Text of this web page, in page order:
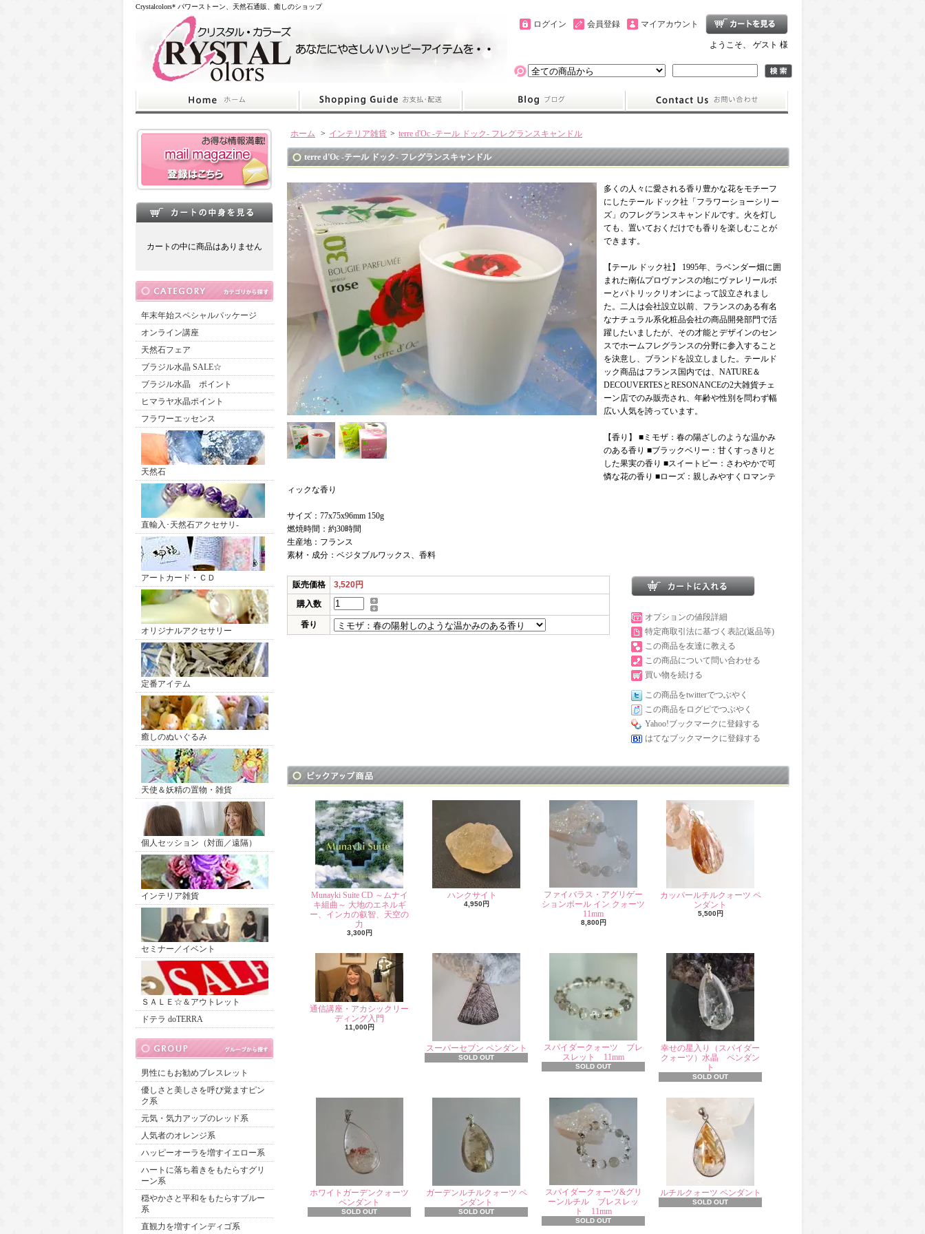
Crystalcolors* パワーストーン、天然石通販、癒しのショップ
マイアカウント
会員登録
ログイン
ようこそ、 ゲスト 様
カートの中に商品はありません
年末年始スペシャルパッケージ
オンライン講座
天然石フェア
ブラジル水晶 SALE☆
ブラジル水晶 ポイント
ヒマラヤ水晶ポイント
フラワーエッセンス
天然石
直輸入･天然石アクセサリ-
アートカード・ＣＤ
オリジナルアクセサリー
定番アイテム
癒しのぬいぐるみ
天使＆妖精の置物・雑貨
個人セッション（対面／遠隔）
インテリア雑貨
セミナー／イベント
ＳＡＬＥ☆＆アウトレット
ドテラ doTERRA
男性にもお勧めブレスレット
優しさと美しさを呼び覚ますピン
ク系
元気・気力アップのレッド系
人気者のオレンジ系
ハッピーオーラを増すイエロー系
ハートに落ち着きをもたらすグリ
ーン系
穏やかさと平和をもたらすブルー
系
直観力を増すインディゴ系
ホーム > インテリア雑貨 > terre d'Oc -テール ドック- フレグランスキャンドル
terre d'Oc -テール ドック- フレグランスキャンドル
多くの人々に愛される香り豊かな花をモチーフ
にしたテール ドック社「フラワーショーシリー
ズ」のフレグランスキャンドルです。火を灯し
ても、置いておくだけでも香りを楽しむことが
できます。
【テール ドック社】 1995年、ラベンダー畑に囲
まれた南仏プロヴァンスの地にヴァレリールボ
ーとパトリックリオンによって設立されまし
た。二人は会社設立以前、フランスのある有名
なナチュラル系化粧品会社の商品開発部門で活
躍したいましたが、その才能とデザインのセン
スでホームフレグランスの分野に参入すること
を決意し、ブランドを設立しました。テールド
ック商品はフランス国内では、NATURE＆
DECOUVERTESとRESONANCEの2大雑貨チェ
ーン店でのみ販売され、年齢や性別を問わず幅
広い人気を誇っています。
【香り】 ■ミモザ：春の陽ざしのような温かみ
のある香り ■ブラックベリー：甘くすっきりと
した果実の香り ■スイートピー：さわやかで可
憐な花の香り ■ローズ：親しみやすくロマンテ
ィックな香り
サイズ：77x75x96mm 150g
燃焼時間：約30時間
生産地：フランス
素材・成分：ベジタブルワックス、香料
販売価格
3,520円
購入数
香り
オプションの値段詳細
特定商取引法に基づく表記(返品等)
この商品を友達に教える
この商品について問い合わせる
買い物を続ける
この商品をtwitterでつぶやく
この商品をログピでつぶやく
Yahoo!ブックマークに登録する
はてなブックマークに登録する
Munayki Suite CD ～ムナイ
キ組曲～ 大地のエネルギ
ー、インカの叡智、天空の
力
3,300円
ハンクサイト
4,950円
ファイバラス・アグリゲー
ションボール イン クォーツ
11mm
8,800円
カッパールチルクォーツ ペ
ンダント
5,500円
通信講座・アカシックリー
ディング入門
11,000円
スーパーセブン ペンダント
SOLD OUT
スパイダークォーツ ブレ
スレット 11mm
SOLD OUT
幸せの星入り（スパイダー
クォーツ）水晶 ペンダン
ト
SOLD OUT
ホワイトガーデンクォーツ
ペンダント
SOLD OUT
ガーデンルチルクォーツ ペ
ンダント
SOLD OUT
スパイダークォーツ&グリ
ーンルチル ブレスレッ
ト 11mm
SOLD OUT
ルチルクォーツ ペンダント
SOLD OUT